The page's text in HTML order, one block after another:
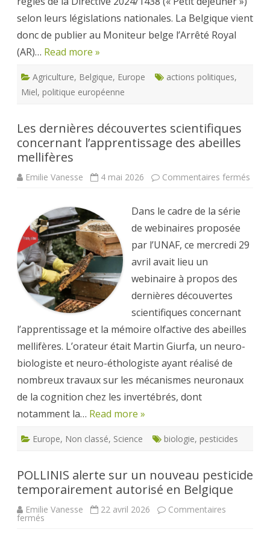
selon leurs législations nationales. La Belgique vient
donc de publier au Moniteur belge l’Arrêté Royal
(AR)… Read more »
Agriculture, Belgique, Europe actions politiques,
Miel, politique européenne
Les dernières découvertes scientifiques
concernant l’apprentissage des abeilles
mellifères
Emilie Vanesse 4 mai 2026 Commentaires fermés
Dans le cadre de la série
de webinaires proposée
par l’UNAF, ce mercredi 29
avril avait lieu un
webinaire à propos des
dernières découvertes
scientifiques concernant
l’apprentissage et la mémoire olfactive des abeilles
mellifères. L’orateur était Martin Giurfa, un neuro-
biologiste et neuro-éthologiste ayant réalisé de
nombreux travaux sur les mécanismes neuronaux
de la cognition chez les invertébrés, dont
notamment la… Read more »
Europe, Non classé, Science biologie, pesticides
POLLINIS alerte sur un nouveau pesticide
temporairement autorisé en Belgique
Emilie Vanesse 22 avril 2026 Commentaires
fermés